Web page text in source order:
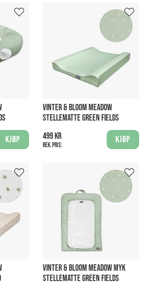
Kjøp
VINTER & BLOOM MEADOW
STELLEMATTE GREEN FIELDS
499 kr
Rek. pris:
Kjøp
VINTER & BLOOM MEADOW MYK
STELLEMATTE GREEN FIELDS